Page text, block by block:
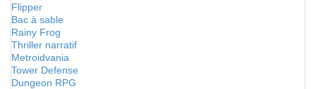
Flipper
Bac à sable
Rainy Frog
Thriller narratif
Metroidvania
Tower Defense
Dungeon RPG